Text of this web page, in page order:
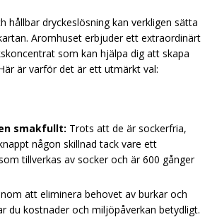
hållbar dryckeslösning kan verkligen sätta
Aromhuset erbjuder ett extraordinärt
som kan hjälpa dig att skapa
är varför det är ett utmärkt val:
smakfullt: Trots att de är sockerfria,
någon skillnad tack vare ett
tillverkas av socker och är 600 gånger
att eliminera behovet av burkar och
du kostnader och miljöpåverkan betydligt.